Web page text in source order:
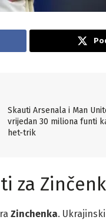
Skauti Arsenala i Man
vrijedan 30 miliona funti
het-trik
za
Zinchenka.